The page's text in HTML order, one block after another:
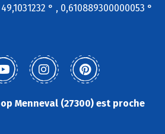
° , 0,610889300000053 °
Menneval (27300) est proche